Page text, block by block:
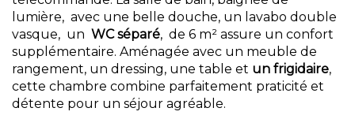
lumière, avec une belle douche, un lavabo double
vasque, un WC séparé, de 6 m² assure un confort
supplémentaire. Aménagée avec un meuble de
rangement, un dressing, une table et un frigidaire,
cette chambre combine parfaitement praticité et
détente pour un séjour agréable.